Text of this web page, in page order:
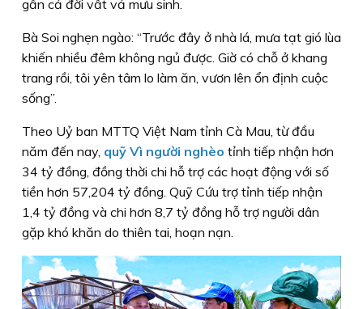
gần cả đời vất vả mưu sinh.
Bà Soi nghẹn ngào: “Trước đây ở nhà lá, mưa tạt gió lùa
khiến nhiều đêm không ngủ được. Giờ có chỗ ở khang
trang rồi, tôi yên tâm lo làm ăn, vươn lên ổn định cuộc
sống”.
Theo Uỷ ban MTTQ Việt Nam tỉnh Cà Mau, từ đầu
năm đến nay, quỹ Vì người nghèo tỉnh tiếp nhận hơn
34 tỷ đồng, đồng thời chi hỗ trợ các hoạt động với số
tiền hơn 57,204 tỷ đồng. Quỹ Cứu trợ tỉnh tiếp nhận
1,4 tỷ đồng và chi hơn 8,7 tỷ đồng hỗ trợ người dân
gặp khó khăn do thiên tai, hoạn nạn.